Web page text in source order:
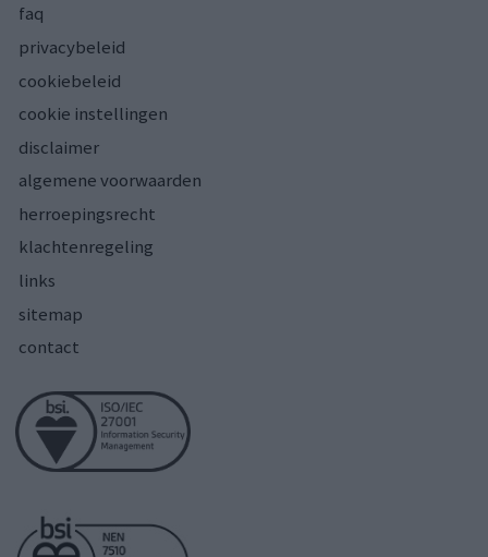
faq
privacybeleid
cookiebeleid
cookie instellingen
disclaimer
algemene voorwaarden
herroepingsrecht
klachtenregeling
links
sitemap
contact